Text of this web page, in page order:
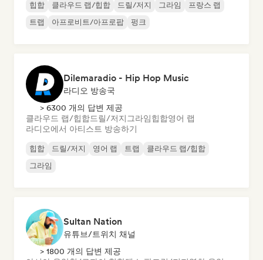
힙합 클라우드 랩/힙합 드릴/저지 그라임
프랑스 랩
트랩
아프로비트/아프로팝 펑크
Dilemaradio - Hip Hop Music
라디오 방송국
> 6300 개의 답변 제공
클라우드 랩/힙합드릴/저지 그라임힙합영어 랩
라디오에서 아티스트 방송하기
힙합 드릴/저지 영어 랩 트랩
클라우드 랩/힙합
그라임
Sultan Nation
유튜브/트위치 채널
> 1800 개의 답변 제공